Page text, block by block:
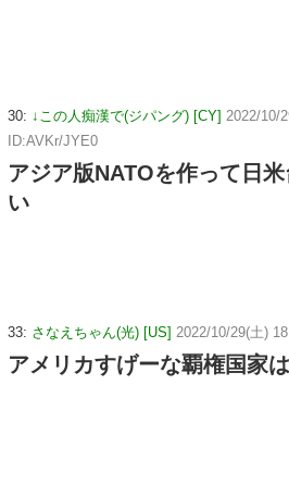
30: ↓この人痴漢で(ジパング) [CY] 2022/10/
ID:AVKr/JYE0
アジア版NATOを作って日
い
33: さなえちゃん(光) [US] 2022/10/29(土)
アメリカすげーな覇権国家